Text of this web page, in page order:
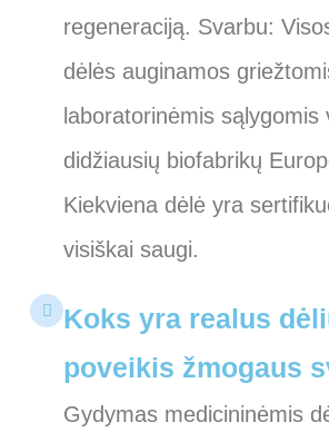
regeneraciją. Svarbu:
dėlės auginamos
laboratorinėmis sąlygomis
didžiausių biofabrikų
Kiekviena dėlė yra
visiškai saugi.
Koks yra realus
poveikis žmogaus
Gydymas medicininėmis